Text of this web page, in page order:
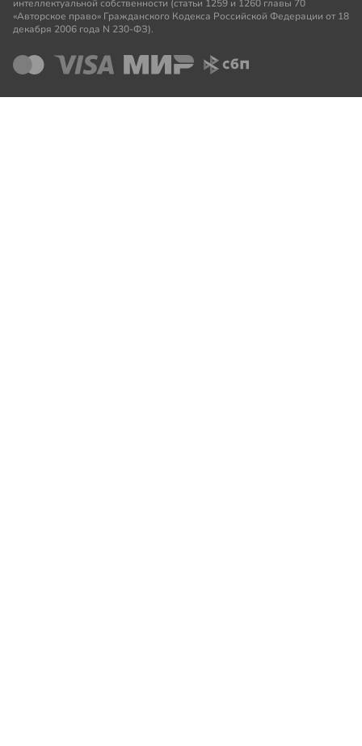
интеллектуальной собственности (статьи 1259 и 1260 главы 70
«Авторское право» Гражданского Кодекса Российской Федерации от 18
декабря 2006 года N 230-ФЗ).